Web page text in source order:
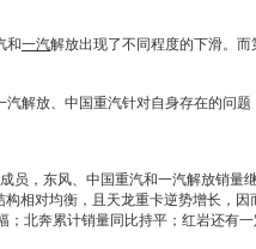
和一汽解放出现了不同程度的下滑。而
汽解放、中国重汽针对自身存在的问题
员，东风、中国重汽和一汽解放销量
相对均衡，且天龙重卡逆势增长，
北奔累计销量同比持平；红岩还有一